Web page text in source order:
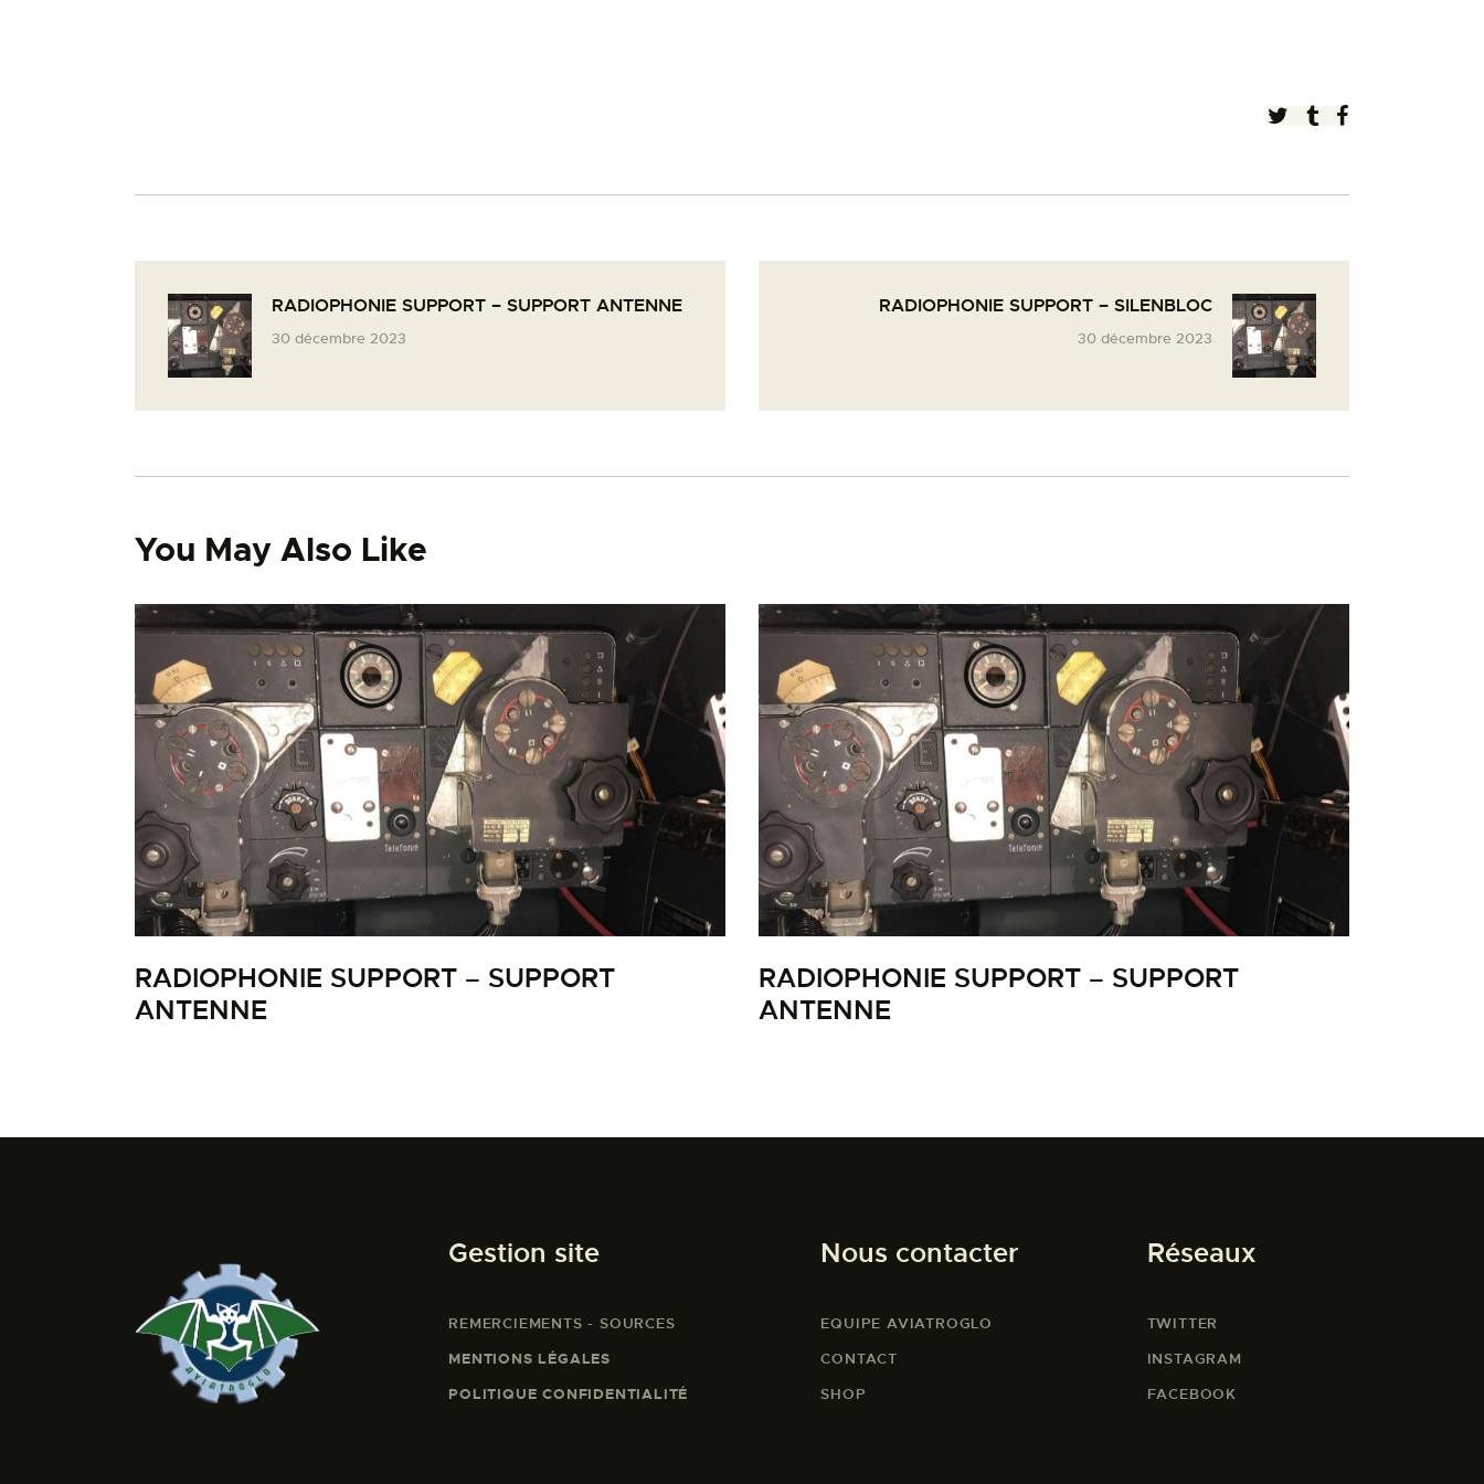
AGO
L’ATELIER DE L’AIR
RADIOPHONIE SUPPORT – SUPPORT ANTENNE
30 décembre 2023
RADIOPHONIE SUPPORT – SILENBLOC
30 décembre 2023
You May Also Like
RADIOPHONIE SUPPORT – SUPPORT
ANTENNE
RADIOPHONIE SUPPORT – SUPPORT
ANTENNE
Gestion site
REMERCIEMENTS - SOURCES
MENTIONS LÉGALES
POLITIQUE CONFIDENTIALITÉ
Nous contacter
EQUIPE AVIATROGLO
CONTACT
SHOP
Réseaux
TWITTER
INSTAGRAM
FACEBOOK